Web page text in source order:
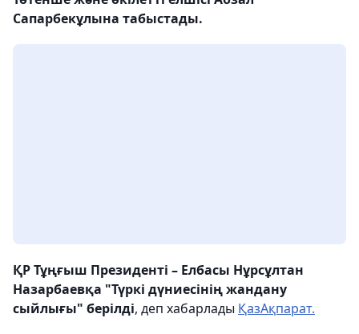
Сапарбекұлына табыстады.
ҚР Тұңғыш Президенті – Елбасы Нұрсұлтан
Назарбаевқа "Түркі дүниесінің жандану
сыйлығы" берілді, деп хабарлады ҚазАқпарат.